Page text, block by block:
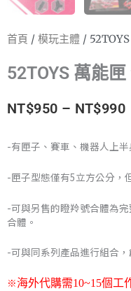
首頁 / 模玩主體 /
52TOYS 萬能
NT$950 – NT$990價
-有匣子、賽車、機器人上
-匣子型態僅有5立方公分，
-可與另售的瞪羚號合體為
合體。
-可與同系列產品進行組合
※海外代購需10~15個工